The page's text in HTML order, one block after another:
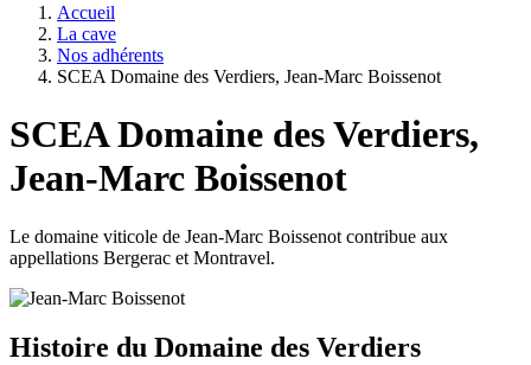
Accueil
La cave
Nos adhérents
SCEA Domaine des Verdiers, Jean-Marc Boissenot
SCEA Domaine des Verdiers,
Jean-Marc Boissenot
Le domaine viticole de Jean-Marc Boissenot contribue aux
appellations Bergerac et Montravel.
Histoire du Domaine des Verdiers